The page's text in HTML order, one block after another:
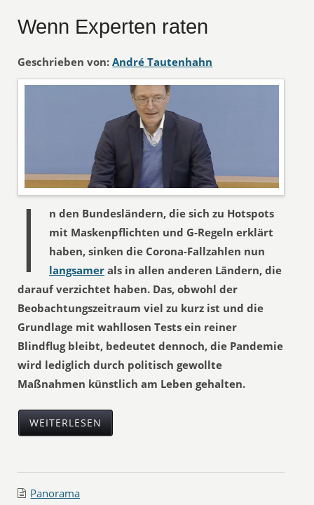
Wenn Experten raten
Geschrieben von: André Tautenhahn
I
n den Bundesländern, die sich zu Hotspots
mit Maskenpflichten und G-Regeln erklärt
haben, sinken die Corona-Fallzahlen nun
langsamer als in allen anderen Ländern, die
darauf verzichtet haben. Das, obwohl der
Beobachtungszeitraum viel zu kurz ist und die
Grundlage mit wahllosen Tests ein reiner
Blindflug bleibt, bedeutet dennoch, die Pandemie
wird lediglich durch politisch gewollte
Maßnahmen künstlich am Leben gehalten.
WEITERLESEN
Panorama